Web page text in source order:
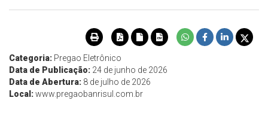
Categoria: Pregao Eletrônico
Data de Publicação: 24 de junho de 2026
Data de Abertura: 8 de julho de 2026
Local:www.pregaobanrisul.com.br